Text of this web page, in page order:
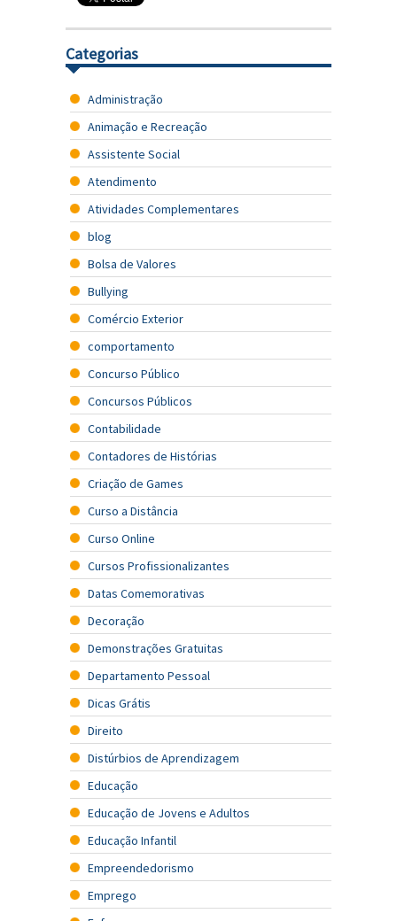
Categorias
Administração
Animação e Recreação
Assistente Social
Atendimento
Atividades Complementares
blog
Bolsa de Valores
Bullying
Comércio Exterior
comportamento
Concurso Público
Concursos Públicos
Contabilidade
Contadores de Histórias
Criação de Games
Curso a Distância
Curso Online
Cursos Profissionalizantes
Datas Comemorativas
Decoração
Demonstrações Gratuitas
Departamento Pessoal
Dicas Grátis
Direito
Distúrbios de Aprendizagem
Educação
Educação de Jovens e Adultos
Educação Infantil
Empreendedorismo
Emprego